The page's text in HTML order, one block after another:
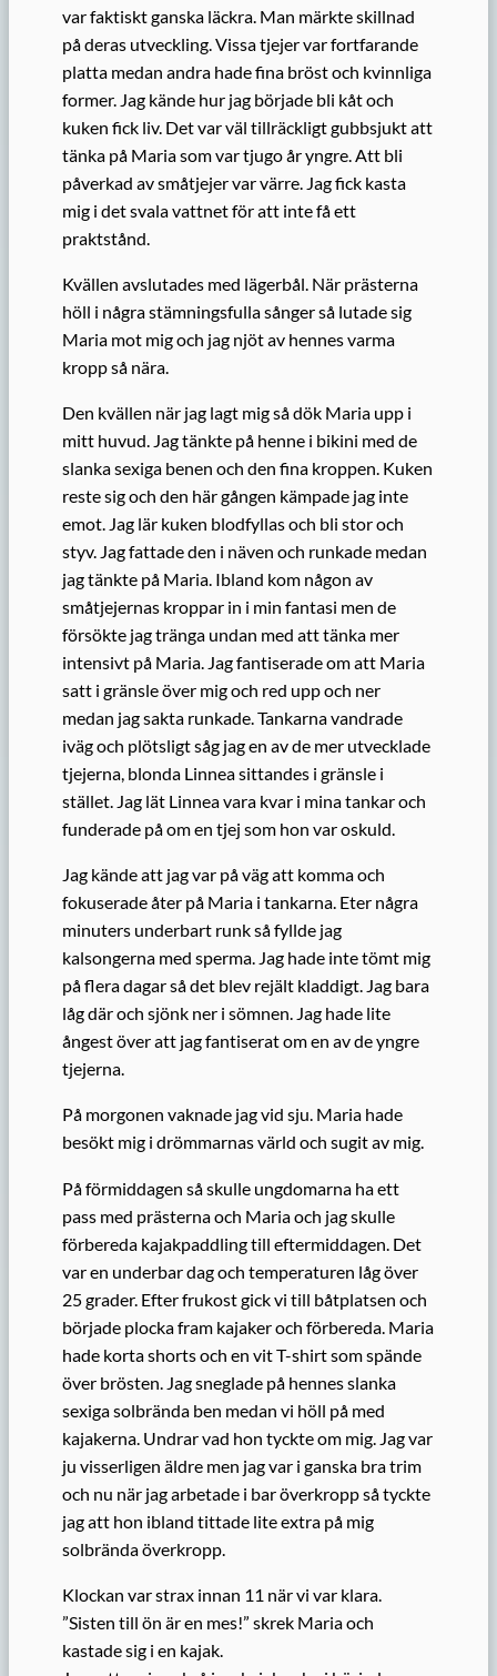
var faktiskt ganska läckra. Man märkte skillnad
på deras utveckling. Vissa tjejer var fortfarande
platta medan andra hade fina bröst och kvinnliga
former. Jag kände hur jag började bli kåt och
kuken fick liv. Det var väl tillräckligt gubbsjukt att
tänka på Maria som var tjugo år yngre. Att bli
påverkad av småtjejer var värre. Jag fick kasta
mig i det svala vattnet för att inte få ett
praktstånd.
Kvällen avslutades med lägerbål. När prästerna
höll i några stämningsfulla sånger så lutade sig
Maria mot mig och jag njöt av hennes varma
kropp så nära.
Den kvällen när jag lagt mig så dök Maria upp i
mitt huvud. Jag tänkte på henne i bikini med de
slanka sexiga benen och den fina kroppen. Kuken
reste sig och den här gången kämpade jag inte
emot. Jag lär kuken blodfyllas och bli stor och
styv. Jag fattade den i näven och runkade medan
jag tänkte på Maria. Ibland kom någon av
småtjejernas kroppar in i min fantasi men de
försökte jag tränga undan med att tänka mer
intensivt på Maria. Jag fantiserade om att Maria
satt i gränsle över mig och red upp och ner
medan jag sakta runkade. Tankarna vandrade
iväg och plötsligt såg jag en av de mer utvecklade
tjejerna, blonda Linnea sittandes i gränsle i
stället. Jag lät Linnea vara kvar i mina tankar och
funderade på om en tjej som hon var oskuld.
Jag kände att jag var på väg att komma och
fokuserade åter på Maria i tankarna. Eter några
minuters underbart runk så fyllde jag
kalsongerna med sperma. Jag hade inte tömt mig
på flera dagar så det blev rejält kladdigt. Jag bara
låg där och sjönk ner i sömnen. Jag hade lite
ångest över att jag fantiserat om en av de yngre
tjejerna.
På morgonen vaknade jag vid sju. Maria hade
besökt mig i drömmarnas värld och sugit av mig.
På förmiddagen så skulle ungdomarna ha ett
pass med prästerna och Maria och jag skulle
förbereda kajakpaddling till eftermiddagen. Det
var en underbar dag och temperaturen låg över
25 grader. Efter frukost gick vi till båtplatsen och
började plocka fram kajaker och förbereda. Maria
hade korta shorts och en vit T-shirt som spände
över brösten. Jag sneglade på hennes slanka
sexiga solbrända ben medan vi höll på med
kajakerna. Undrar vad hon tyckte om mig. Jag var
ju visserligen äldre men jag var i ganska bra trim
och nu när jag arbetade i bar överkropp så tyckte
jag att hon ibland tittade lite extra på mig
solbrända överkropp.
Klockan var strax innan 11 när vi var klara.
”Sisten till ön är en mes!” skrek Maria och
kastade sig i en kajak.